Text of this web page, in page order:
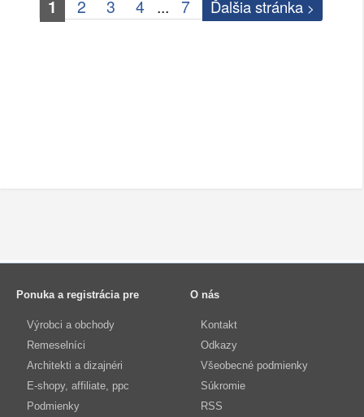
1 2 3 4 ... 7 Ďalšia stránka >
Ponuka a registrácia pre
Výrobci a obchody
Remeselníci
Architekti a dizajnéri
E-shopy, affiliate, ppc
Podmienky
O nás
Kontakt
Odkazy
Všeobecné podmienky
Súkromie
RSS